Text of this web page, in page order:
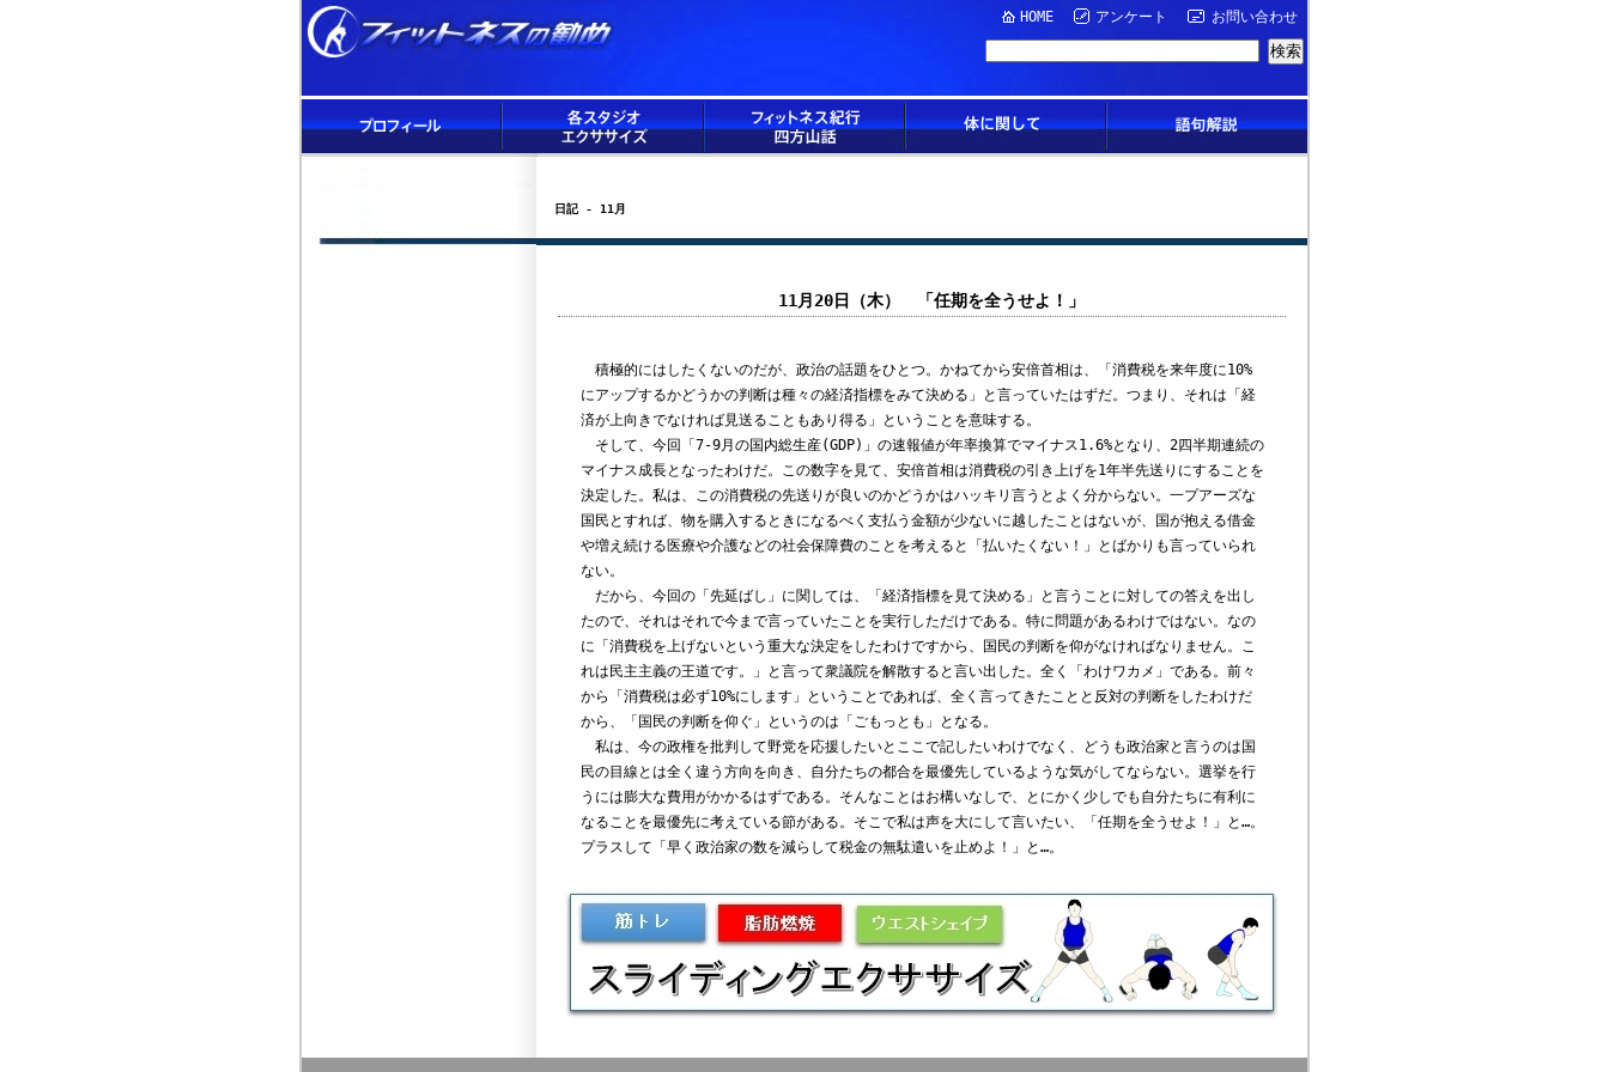
HOME アンケート お問い合わせ
日記 - 11月
11月20日（木） 「任期を全うせよ！」
積極的にはしたくないのだが、政治の話題をひとつ。かねてから安倍首相は、「消費税を来年度に10%
にアップするかどうかの判断は種々の経済指標をみて決める」と言っていたはずだ。つまり、それは「経
済が上向きでなければ見送ることもあり得る」ということを意味する。
そして、今回「7-9月の国内総生産(GDP)」の速報値が年率換算でマイナス1.6%となり、2四半期連続の
マイナス成長となったわけだ。この数字を見て、安倍首相は消費税の引き上げを1年半先送りにすることを
決定した。私は、この消費税の先送りが良いのかどうかはハッキリ言うとよく分からない。一プアーズな
国民とすれば、物を購入するときになるべく支払う金額が少ないに越したことはないが、国が抱える借金
や増え続ける医療や介護などの社会保障費のことを考えると「払いたくない！」とばかりも言っていられ
ない。
だから、今回の「先延ばし」に関しては、「経済指標を見て決める」と言うことに対しての答えを出し
たので、それはそれで今まで言っていたことを実行しただけである。特に問題があるわけではない。なの
に「消費税を上げないという重大な決定をしたわけですから、国民の判断を仰がなければなりません。こ
れは民主主義の王道です。」と言って衆議院を解散すると言い出した。全く「わけワカメ」である。前々
から「消費税は必ず10%にします」ということであれば、全く言ってきたことと反対の判断をしたわけだ
から、「国民の判断を仰ぐ」というのは「ごもっとも」となる。
私は、今の政権を批判して野党を応援したいとここで記したいわけでなく、どうも政治家と言うのは国
民の目線とは全く違う方向を向き、自分たちの都合を最優先しているような気がしてならない。選挙を行
うには膨大な費用がかかるはずである。そんなことはお構いなしで、とにかく少しでも自分たちに有利に
なることを最優先に考えている節がある。そこで私は声を大にして言いたい、「任期を全うせよ！」と…。
プラスして「早く政治家の数を減らして税金の無駄遣いを止めよ！」と…。